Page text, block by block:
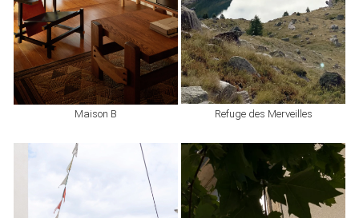
Maison B Refuge des Merveilles